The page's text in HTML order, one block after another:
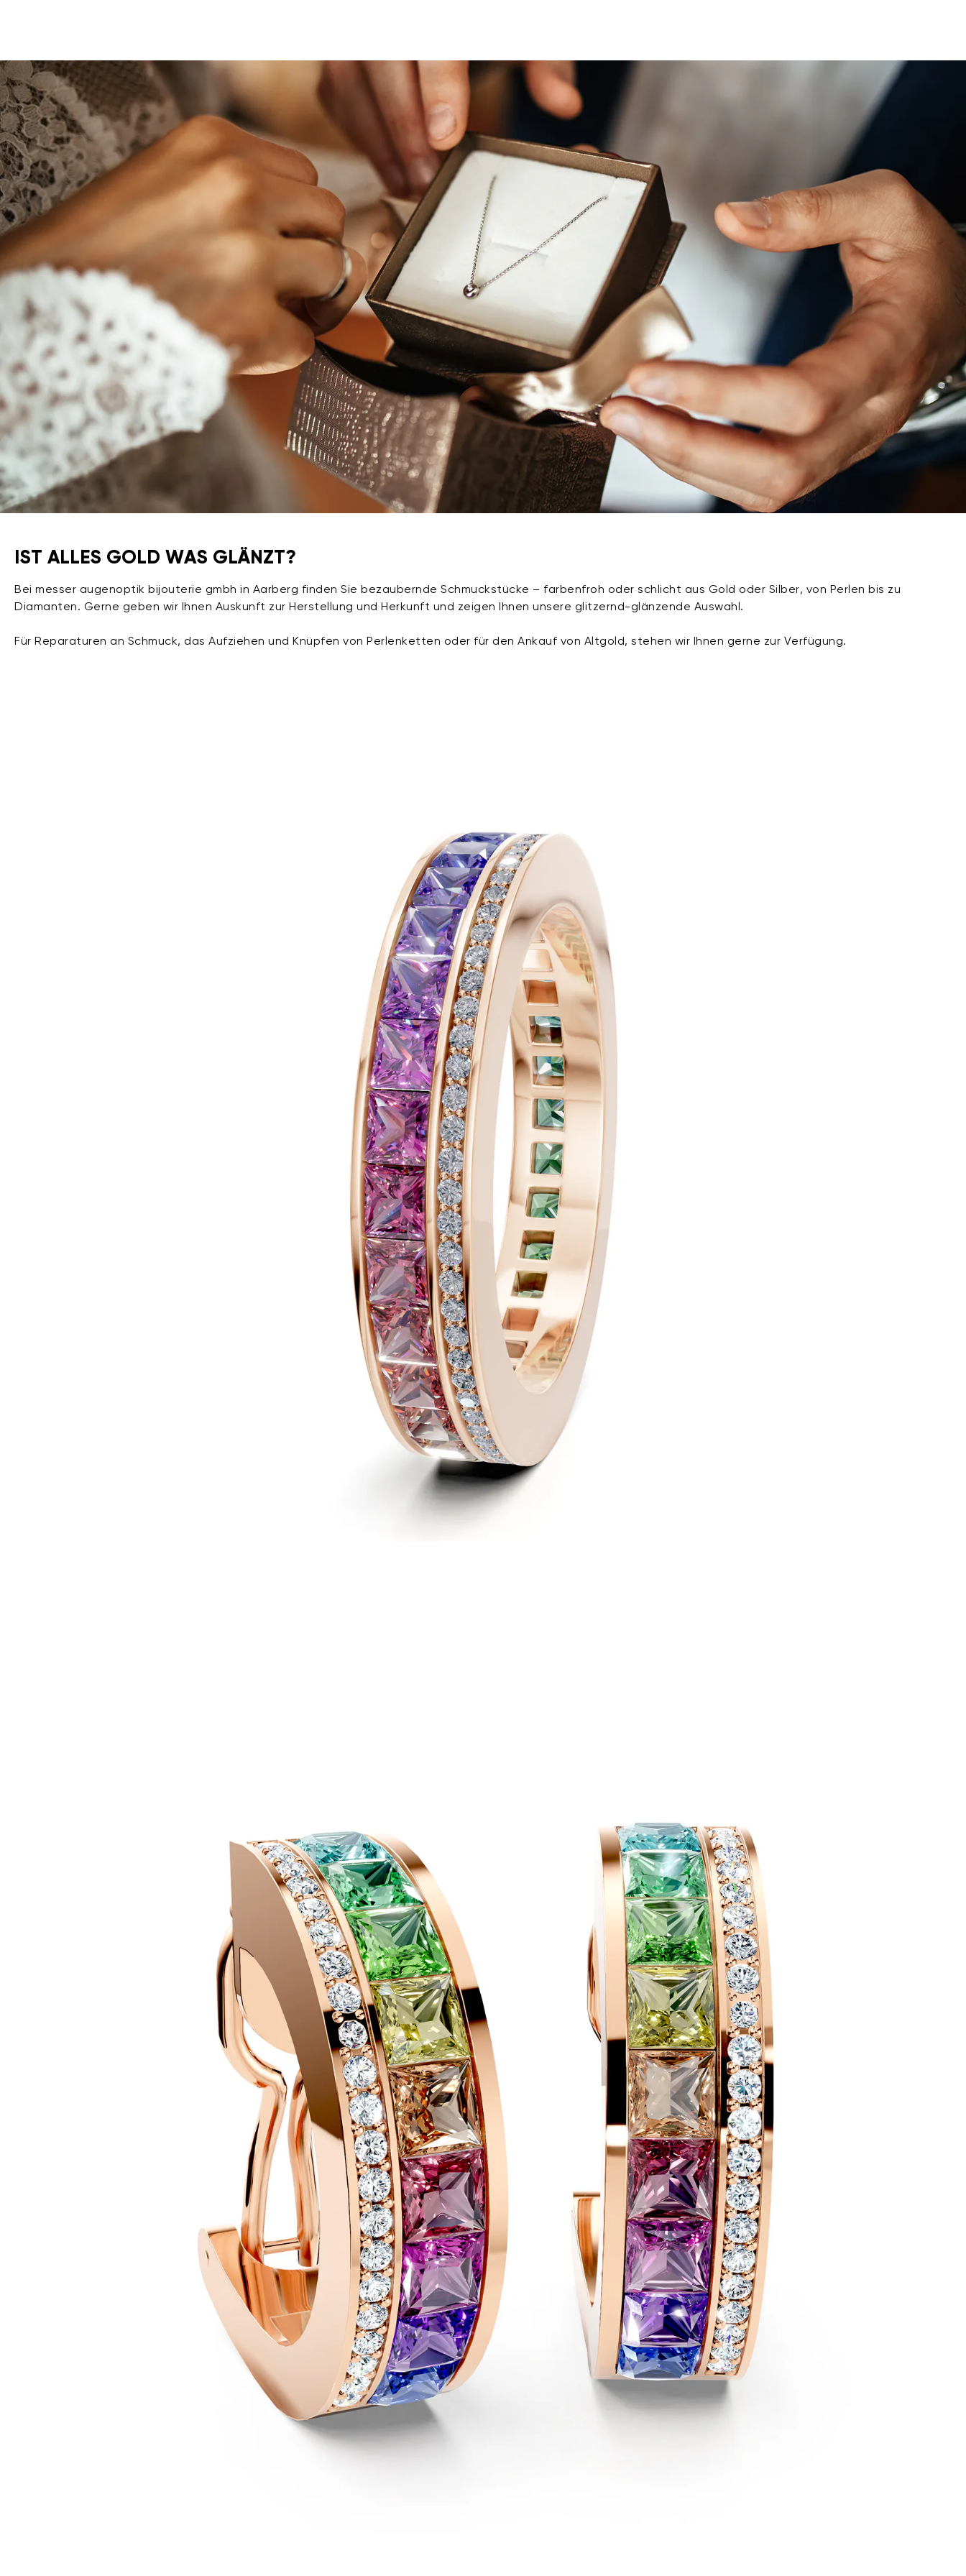
IST ALLES GOLD WAS GLÄNZT?
Bei messer augenoptik bijouterie gmbh in Aarberg finden Sie bezaubernde Schmuckstücke – farbenfroh oder schlicht aus Gold oder Silber, von Perlen bis zu
Diamanten. Gerne geben wir Ihnen Auskunft zur Herstellung und Herkunft und zeigen Ihnen unsere glitzernd-glänzende Auswahl.
Für Reparaturen an Schmuck, das Aufziehen und Knüpfen von Perlenketten oder für den Ankauf von Altgold, stehen wir Ihnen gerne zur Verfügung.